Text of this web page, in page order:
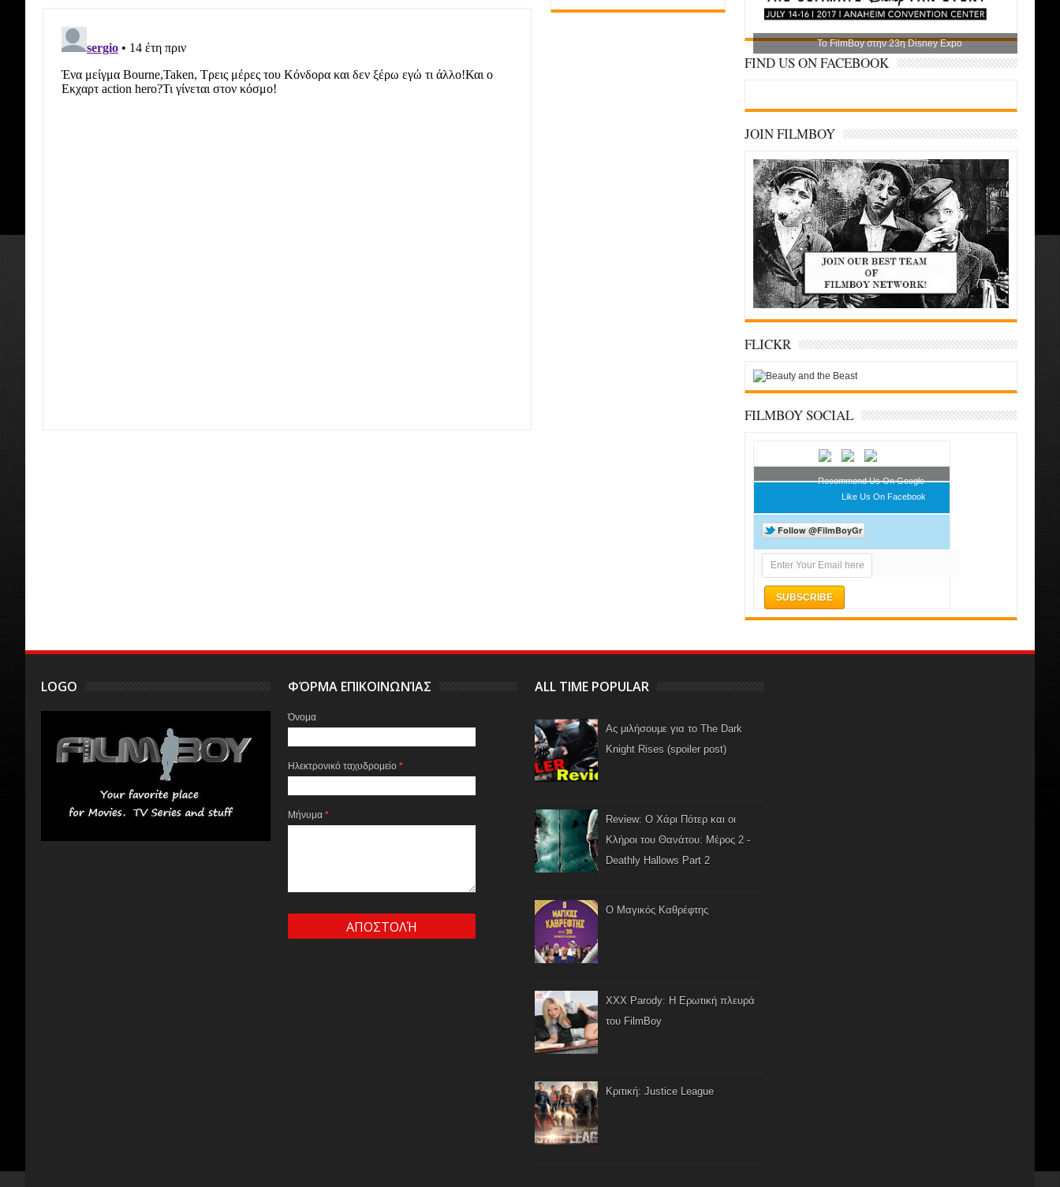
Το FilmBoy στην 23η Disney Expo
FIND US ON FACEBOOK
JOIN FILMBOY
FLICKR
FILMBOY SOCIAL
Recommend Us On Google
Like Us On Facebook
LOGO ΦΌΡΜΑ ΕΠΙΚΟΙΝΩΝΊΑΣ
Όνομα
Ηλεκτρονικό ταχυδρομείο*
Μήνυμα*
ALL TIME POPULAR
Ας μιλήσουμε για το The Dark
Knight Rises (spoiler post)
Review: Ο Χάρι Πότερ και οι
Κλήροι του Θανάτου: Μέρος 2 -
Deathly Hallows Part 2
Ο Μαγικός Καθρέφτης
XXX Parody: Η Ερωτική πλευρά
του FilmBoy
Κριτική: Justice League